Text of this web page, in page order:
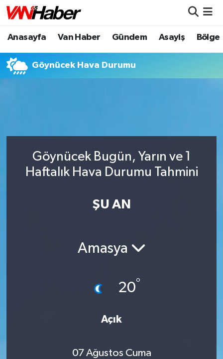
Anasayfa Van Haber Gündem Asayiş Bölge
Göynücek Hava Durumu
Göynücek Bugün, Yarın ve 1
Haftalık Hava Durumu Tahmini
ŞU AN
Amasya
20°
Açık
07 Ağustos Cuma
Nöbetçi Eczaneler
Hava Durumu
Son Dakika Haberleri